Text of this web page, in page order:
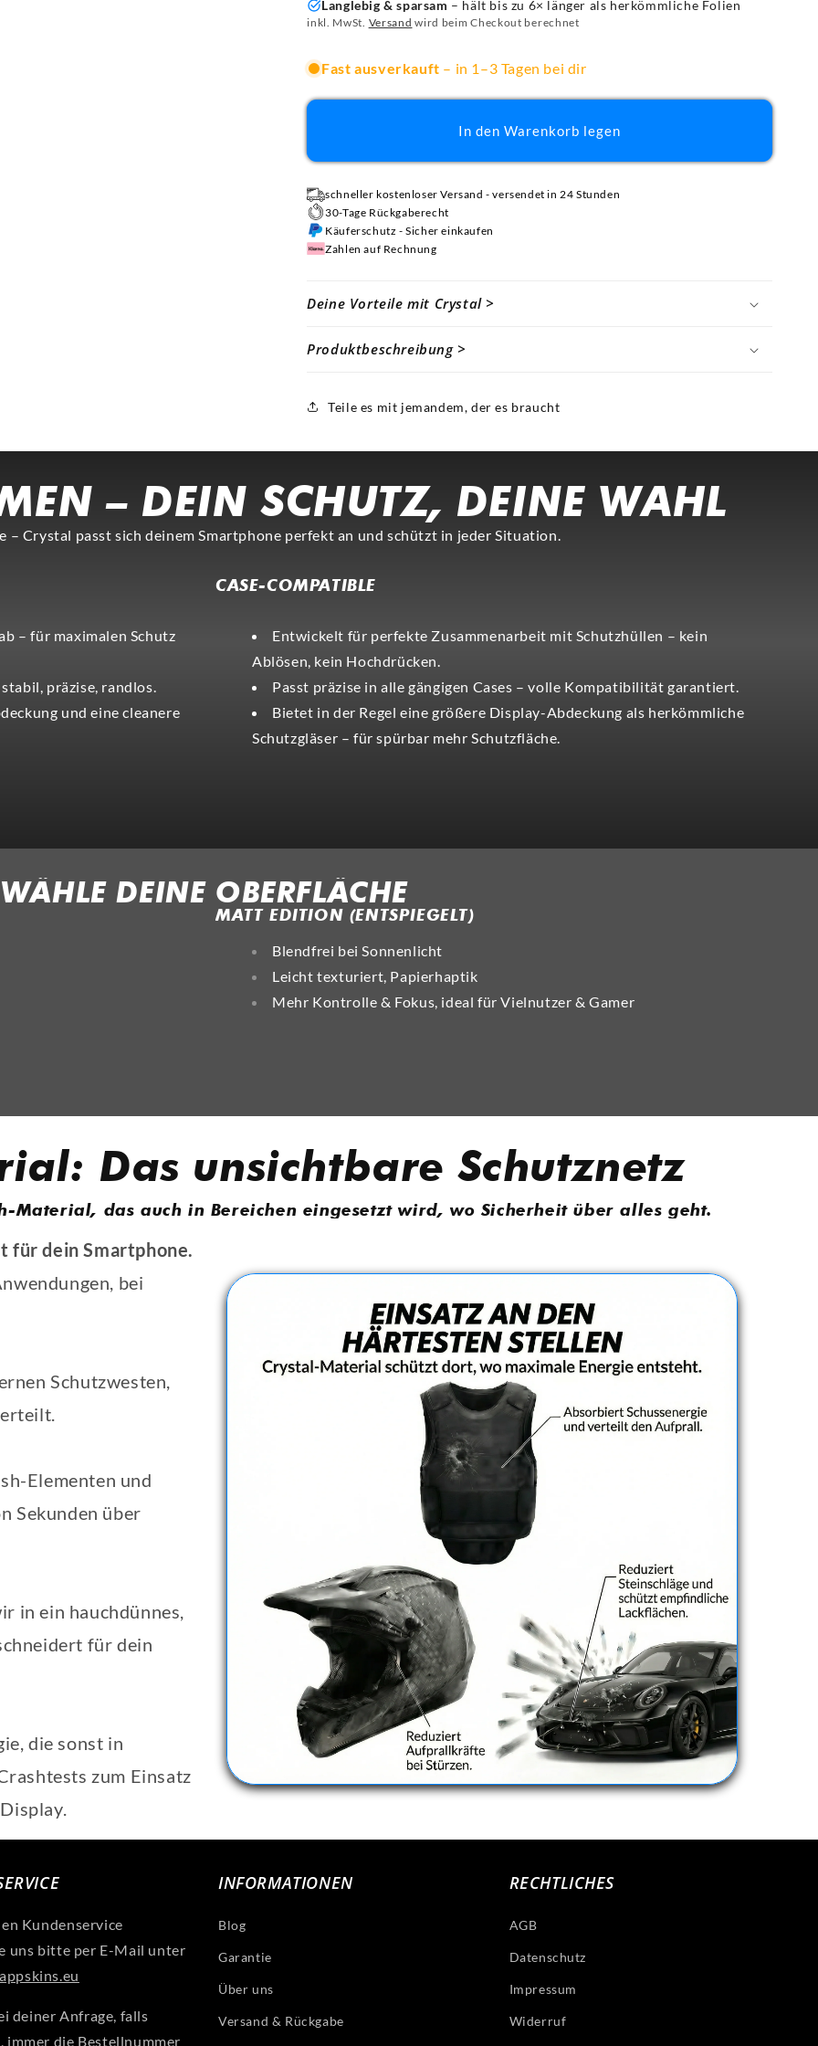
Langlebig & sparsam – hält bis zu 6× länger als herkömmliche Folien
inkl. MwSt. Versand wird beim Checkout berechnet
Fast ausverkauft – in 1–3 Tagen bei dir
In den Warenkorb legen
schneller kostenloser Versand - versendet in 24 Stunden
30-Tage Rückgaberecht
Käuferschutz - Sicher einkaufen
Zahlen auf Rechnung
Deine Vorteile mit Crystal >
Produktbeschreibung >
Teile es mit jemandem, der es braucht
– DEIN SCHUTZ, DEINE WAHL
– Crystal passt sich deinem Smartphone perfekt an und schützt in jeder Situation.
– für maximalen Schutz
präzise, randlos.
und eine cleanere
CASE-COMPATIBLE
Entwickelt für perfekte Zusammenarbeit mit Schutzhüllen – kein
Ablösen, kein Hochdrücken.
Passt präzise in alle gängigen Cases – volle Kompatibilität garantiert.
Bietet in der Regel eine größere Display-Abdeckung als herkömmliche
Schutzgläser – für spürbar mehr Schutzfläche.
WÄHLE DEINE OBERFLÄCHE
MATT EDITION (ENTSPIEGELT)
Blendfrei bei Sonnenlicht
Leicht texturiert, Papierhaptik
Mehr Kontrolle & Fokus, ideal für Vielnutzer & Gamer
Das unsichtbare Schutznetz
Material, das auch in Bereichen eingesetzt wird, wo Sicherheit über alles geht.
für dein Smartphone.
bei
Schutzwesten,
Elementen und
Sekunden über
in ein hauchdünnes,
für dein
die sonst in
zum Einsatz
Kundenservice
uns bitte per E-Mail unter
deiner Anfrage, falls
immer die Bestellnummer
INFORMATIONEN
Blog
Garantie
Über uns
Versand & Rückgabe
RECHTLICHES
AGB
Datenschutz
Impressum
Widerruf